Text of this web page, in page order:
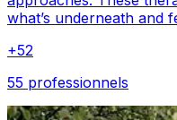
what’s underneath and
+52
55 professionnels